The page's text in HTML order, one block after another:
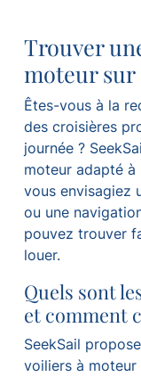
Trouver
moteur sur
Êtes-vous à la
des croisières
journée ?
moteur adapté
vous envisagiez
ou une
pouvez trouver
louer.
Quels sont
et comment
SeekSail
voiliers à